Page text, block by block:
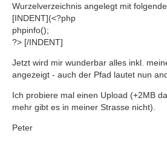
Wurzelverzeichnis angelegt mit
[INDENT](<?php
phpinfo();
?> [/INDENT]
Jetzt wird mir wunderbar alles inkl.
angezeigt - auch der Pfad lautet nun
Ich probiere mal einen Upload (+2MB
mehr gibt es in meiner Strasse nicht).
Peter